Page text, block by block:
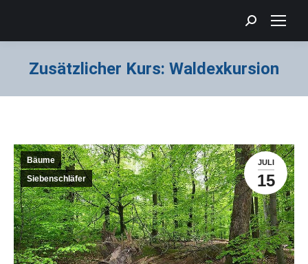
Search:
Zusätzlicher Kurs: Waldexkursion
JULI
15
Bäume
Siebenschläfer